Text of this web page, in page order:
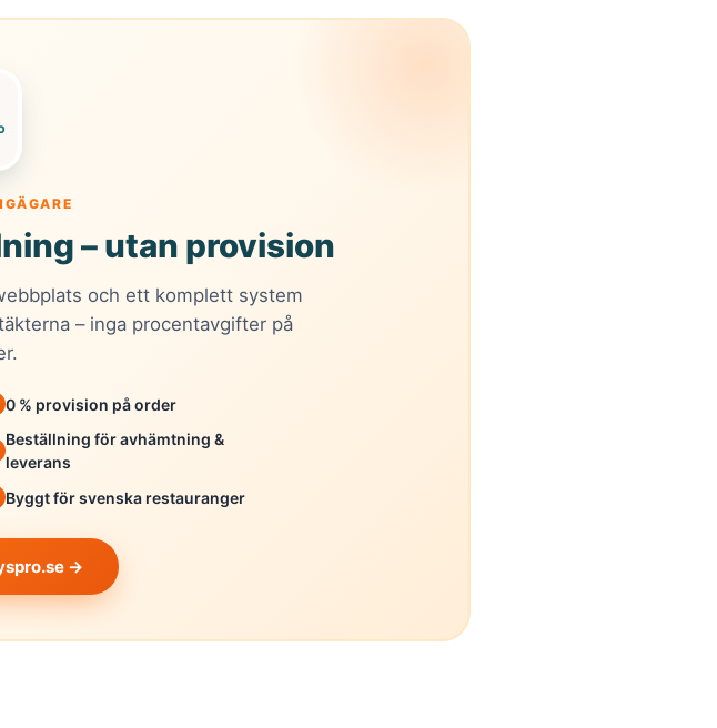
– utan provision
och ett komplett system
– inga procentavgifter på
0 % provision på order
Beställning för avhämtning &
leverans
Byggt för svenska restauranger
→